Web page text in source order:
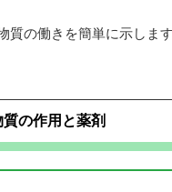
質の働きを簡単に示しま
の作用と薬剤